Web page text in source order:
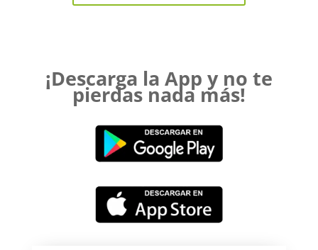
¡Descarga la App y no te
pierdas nada más!